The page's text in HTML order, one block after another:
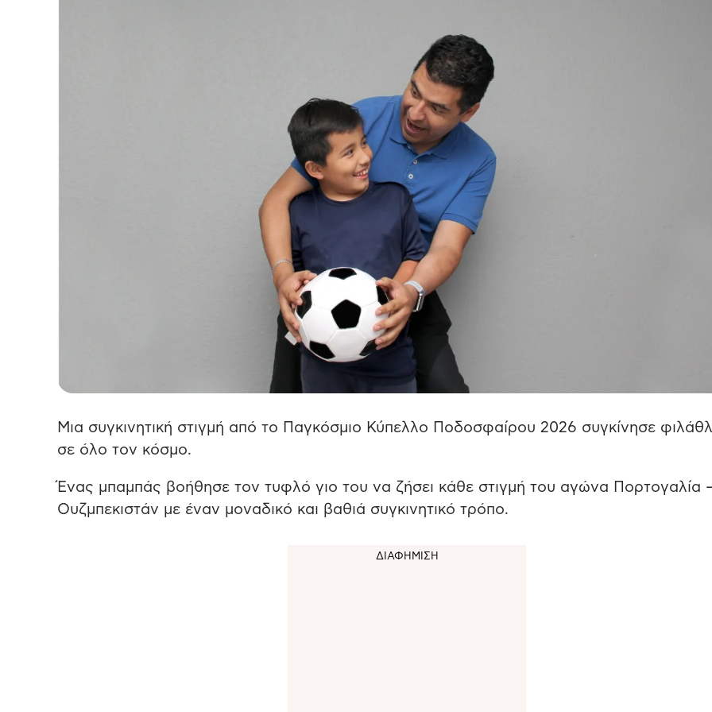
Μια συγκινητική στιγμή από το Παγκόσμιο Κύπελλο Ποδοσφαίρου 2026 συγκίνησε
σε όλο τον κόσμο.
Ένας μπαμπάς βοήθησε τον τυφλό γιο του να ζήσει κάθε στιγμή του αγώνα Πορτογαλία
Ουζμπεκιστάν με έναν μοναδικό και βαθιά συγκινητικό τρόπο.